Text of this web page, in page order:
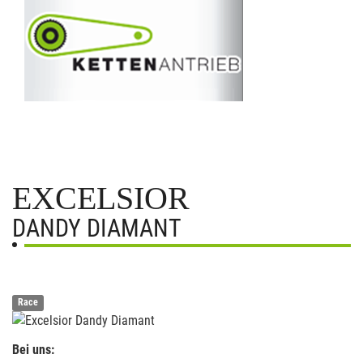
EXCELSIOR
DANDY DIAMANT
Race
Bei uns: